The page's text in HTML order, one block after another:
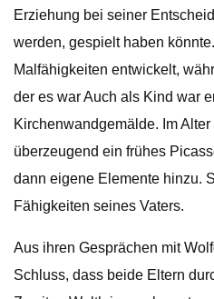
Erziehung bei seiner
werden, gespielt haben
Malfähigkeiten entwickelt,
der es warAuch als Kind war
Kirchenwandgemälde. Im
überzeugend ein frühes
dann eigene Elemente hinzu.
Fähigkeiten seines Vaters.
Aus ihren Gesprächen mit
Schluss, dass beide Eltern